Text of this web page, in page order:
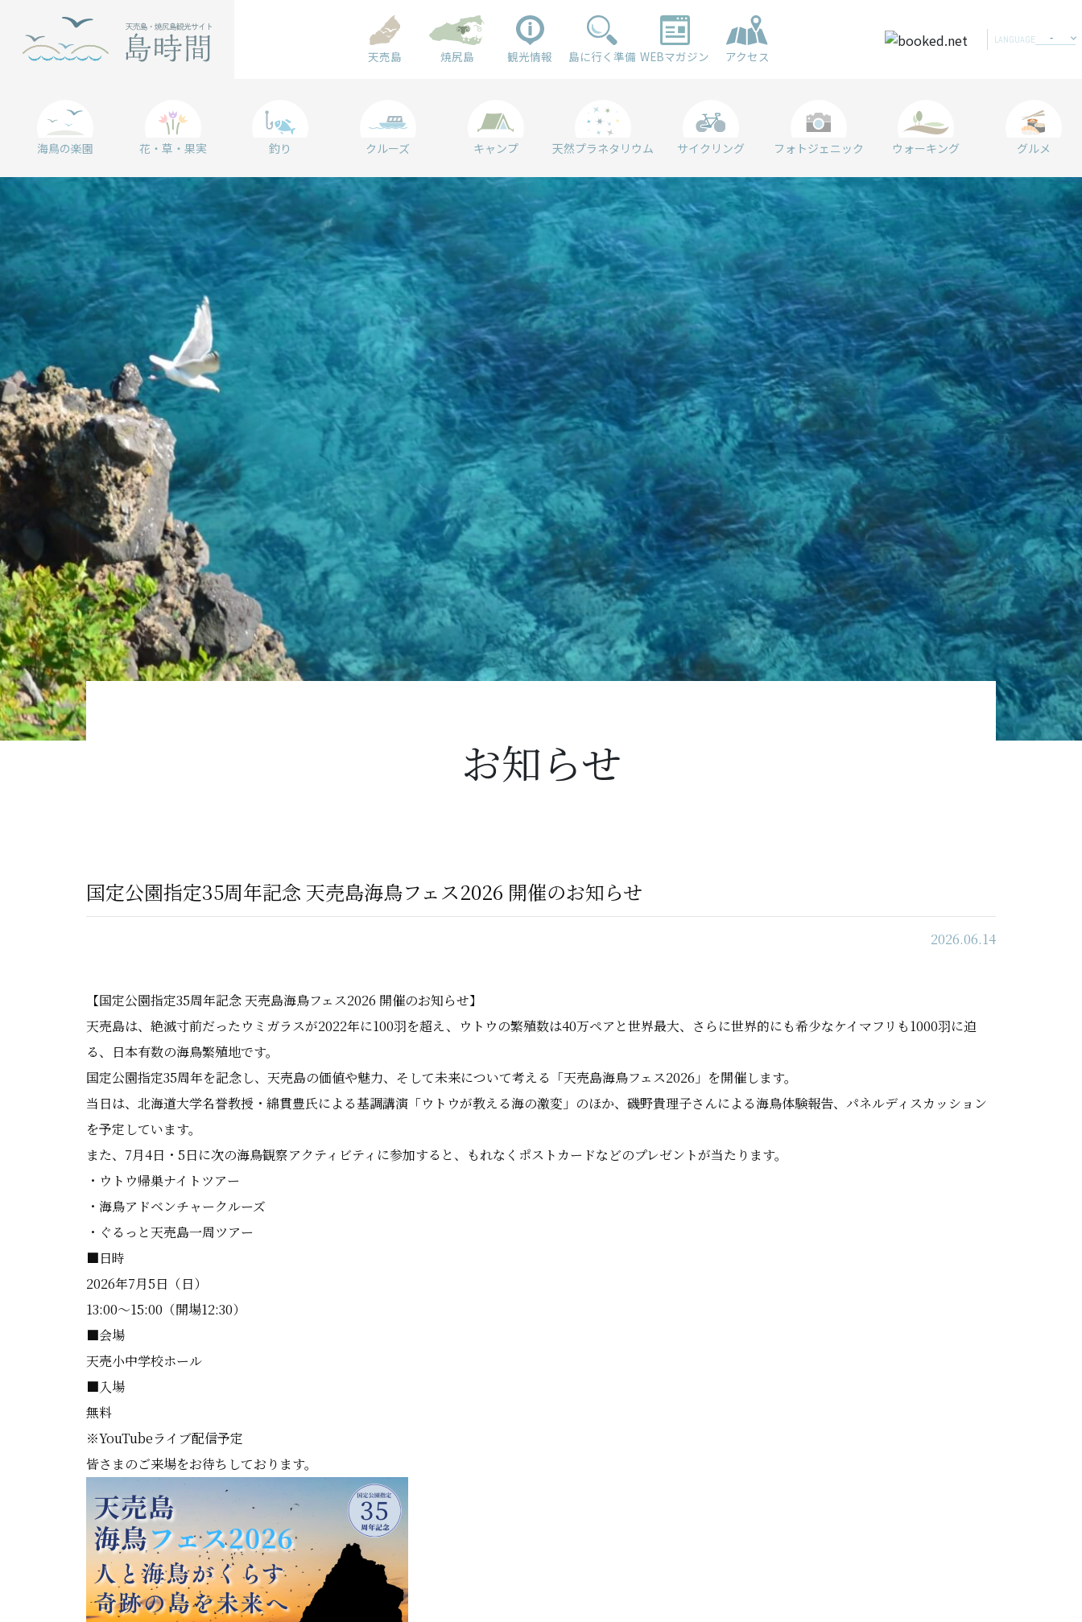
天売島 焼尻島 観光情報 島に行く準備 WEBマガジン アクセス
LANGUAGE
海鳥の楽園 花・草・果実 釣り クルーズ キャンプ 天然プラネタリウム サイクリング フォトジェニック ウォーキング グルメ
お知らせ
国定公園指定35周年記念 天売島海鳥フェス2026 開催のお知らせ
2026.06.14
【国定公園指定35周年記念 天売島海鳥フェス2026 開催のお知らせ】
天売島は、絶滅寸前だったウミガラスが2022年に100羽を超え、ウトウの繁殖数は40万ペアと世界最大、さらに世界的にも希少なケイマフリも1000羽に迫
る、日本有数の海鳥繁殖地です。
国定公園指定35周年を記念し、天売島の価値や魅力、そして未来について考える「天売島海鳥フェス2026」を開催します。
当日は、北海道大学名誉教授・綿貫豊氏による基調講演「ウトウが教える海の激変」のほか、磯野貴理子さんによる海鳥体験報告、パネルディスカッション
を予定しています。
また、7月4日・5日に次の海鳥観察アクティビティに参加すると、もれなくポストカードなどのプレゼントが当たります。
・ウトウ帰巣ナイトツアー
・海鳥アドベンチャークルーズ
・ぐるっと天売島一周ツアー
■日時
2026年7月5日（日）
13:00〜15:00（開場12:30）
■会場
天売小中学校ホール
■入場
無料
※YouTubeライブ配信予定
皆さまのご来場をお待ちしております。